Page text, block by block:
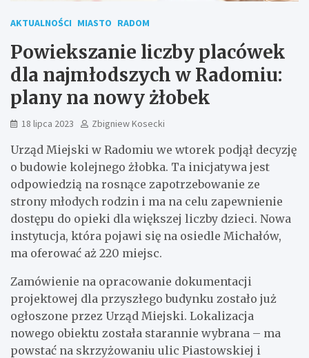
AKTUALNOŚCI MIASTO RADOM
Powiekszanie liczby placówek
dla najmłodszych w Radomiu:
plany na nowy żłobek
18 lipca 2023 Zbigniew Kosecki
Urząd Miejski w Radomiu we wtorek podjął decyzję
o budowie kolejnego żłobka. Ta inicjatywa jest
odpowiedzią na rosnące zapotrzebowanie ze
strony młodych rodzin i ma na celu zapewnienie
dostępu do opieki dla większej liczby dzieci. Nowa
instytucja, która pojawi się na osiedle Michałów,
ma oferować aż 220 miejsc.
Zamówienie na opracowanie dokumentacji
projektowej dla przyszłego budynku zostało już
ogłoszone przez Urząd Miejski. Lokalizacja
nowego obiektu została starannie wybrana – ma
powstać na skrzyżowaniu ulic Piastowskiej i